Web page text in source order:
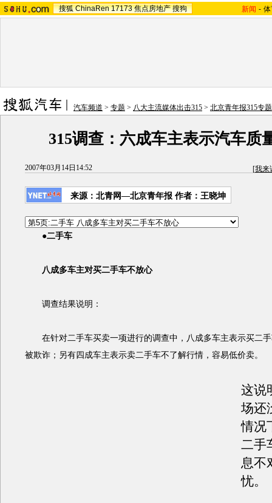
搜狐 ChinaRen 17173 焦点房地产 搜狗 新闻 -
汽车频道 > 专题 > 八大主流媒体出击315 > 北京青年报315专题
315调查：六成车主表示汽车质
2007年03月14日14:52 [我来
来源：北青网—北京青年报 作者：王晓坤
●二手车
八成多车主对买二手车不放心
调查结果说明：
在针对二手车买卖一项进行的调查中，八成多车主表示买二手
被欺诈；另有四成车主表示卖二手车不了解行情，容易低价卖。
这说
场还
情况
二手
息不
忧。